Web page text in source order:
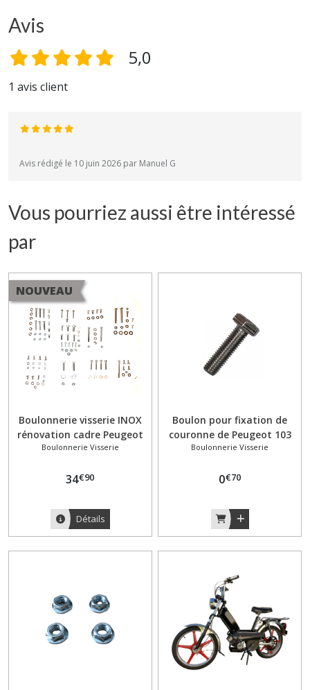
Avis
5,0
1 avis client
Avis rédigé le 10 juin 2026 par Manuel G
Vous pourriez aussi être intéressé
par
NOUVEAU
Boulonnerie visserie INOX
rénovation cadre Peugeot
103 SP - 122 pièces
Boulonnerie Visserie
34€90
Détails
Boulon pour fixation de
couronne de Peugeot 103
sans filetage sur roue
Boulonnerie Visserie
0€70